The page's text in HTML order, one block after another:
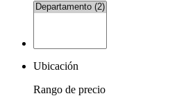
Ubicación
Rango de precio